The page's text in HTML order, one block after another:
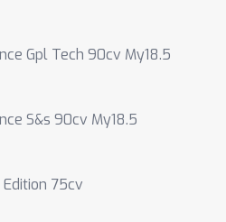
Gpl Tech 90cv My18.5
S&s 90cv My18.5
Edition 75cv